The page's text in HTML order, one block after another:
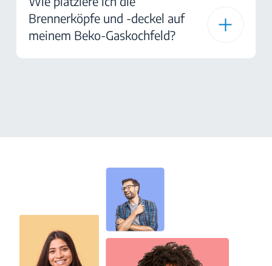
Brennerköpfe und -deckel auf
meinem Beko-Gaskochfeld?